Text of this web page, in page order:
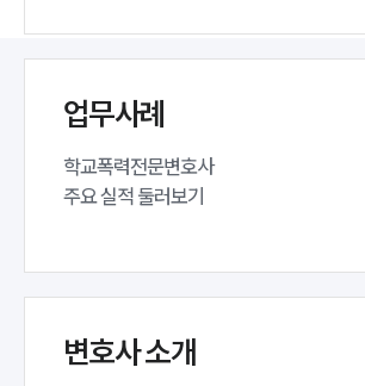
업무사례
학교폭력전문변호사
주요 실적 둘러보기
변호사 소개